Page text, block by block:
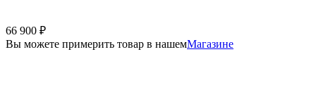
66 900 ₽
Вы можете примерить товар в нашемМагазине